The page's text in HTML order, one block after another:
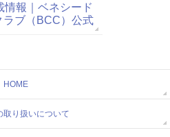
情報｜ベネシード
ラブ（BCC）公式
HOME
取り扱いについて